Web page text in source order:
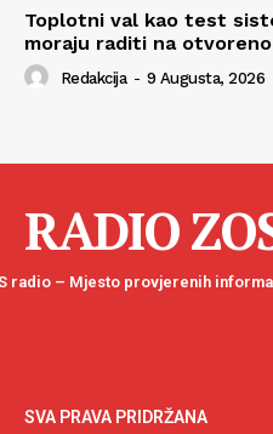
Toplotni val kao test
moraju raditi na
Redakcija - 9 Augusta, 2026
RADIO
radio – Mjesto provjerenih
SVA PRAVA PRIDRŽANA